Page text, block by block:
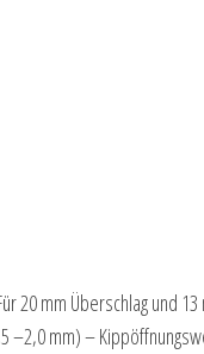
20 mm Überschlag und
–2,0 mm) –